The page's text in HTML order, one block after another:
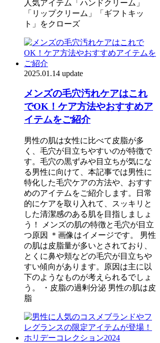
人気アイテム「ハンドクリーム」
「リップクリーム」「ギフトキッ
ト」をクローズ
2025.01.14 update
メンズの毛穴汚れケアはこれ
でOK！ケア方法やおすすめア
イテムをご紹介
男性の肌は女性に比べて皮脂が多
く、毛穴が目立ちやすいのが特徴で
す。毛穴の黒ずみや目立ちが気にな
る男性に向けて、本記事では男性に
特化した毛穴ケアの方法や、おすす
めのアイテムをご紹介します。日常
的にケアを取り入れて、スッキリと
した清潔感のある肌を目指しましょ
う！ メンズの肌の特徴と毛穴が目立
つ原因 ＊画像はイメージです。 男性
の肌は皮脂量が多いとされており、
とくに鼻や頬などの毛穴が目立ちや
すい傾向があります。原因は主に以
下のようなものが考えられるでしょ
う。 ・皮脂の過剰分泌 男性の肌は皮
脂